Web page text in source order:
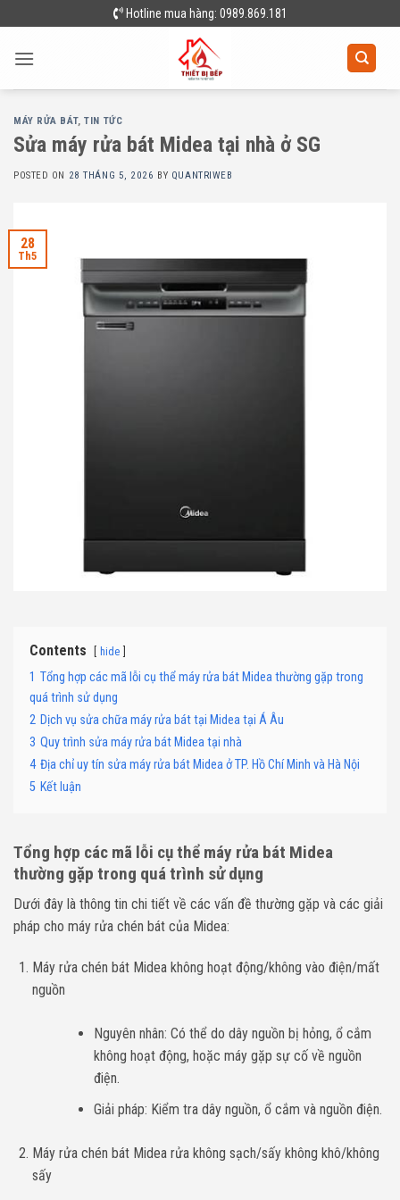
to
content
Hotline mua hàng: 0989.869.181
MÁY RỬA BÁT,TIN TỨC
Sửa máy rửa bát Midea tại nhà ở SG
POSTED ON 28 THÁNG 5, 2026 BY QUANTRIWEB
28
Th5
Contents hide
1 Tổng hợp các mã lỗi cụ thể máy rửa bát Midea thường gặp trong
quá trình sử dụng
2 Dịch vụ sửa chữa máy rửa bát tại Midea tại Á Âu
3 Quy trình sửa máy rửa bát Midea tại nhà
4 Địa chỉ uy tín sửa máy rửa bát Midea ở TP. Hồ Chí Minh và Hà Nội
5 Kết luận
Tổng hợp các mã lỗi cụ thể máy rửa bát Midea
thường gặp trong quá trình sử dụng
Dưới đây là thông tin chi tiết về các vấn đề thường gặp và các giải
pháp cho máy rửa chén bát của Midea:
Máy rửa chén bát Midea không hoạt động/không vào điện/mất
nguồn
Nguyên nhân: Có thể do dây nguồn bị hỏng, ổ cắm
không hoạt động, hoặc máy gặp sự cố về nguồn
điện.
Giải pháp: Kiểm tra dây nguồn, ổ cắm và nguồn điện.
Máy rửa chén bát Midea rửa không sạch/sấy không khô/không
sấy